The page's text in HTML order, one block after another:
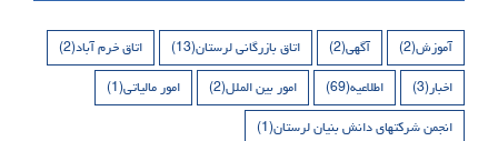
آموزش(2) آگهی(2) اتاق بازرگانی لرستان(13) اتاق خرم آباد(2)
اخبار(3) اطلاعیه(69) امور بین الملل(2) امور مالیاتی(1)
انجمن شرکتهای دانش بنیان لرستان(1)